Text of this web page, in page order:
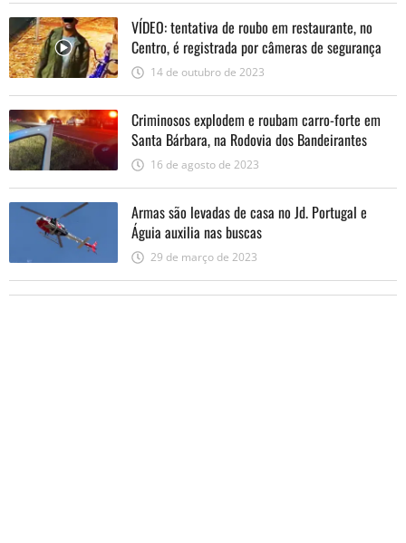
VÍDEO: tentativa de roubo em restaurante, no
Centro, é registrada por câmeras de segurança
14 de outubro de 2023
Criminosos explodem e roubam carro-forte em
Santa Bárbara, na Rodovia dos Bandeirantes
16 de agosto de 2023
Armas são levadas de casa no Jd. Portugal e
Águia auxilia nas buscas
29 de março de 2023